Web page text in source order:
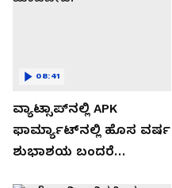
ವ್ಯಾಟ್ಸಾಪ್‌ನಲ್ಲಿ APK
ಫಾರ್ಮ್ಯಾಟ್‌ನಲ್ಲಿ ಹೊಸ ವರ್ಷ
ಶುಭಾಶಯ ಬಂದರೆ
08:41